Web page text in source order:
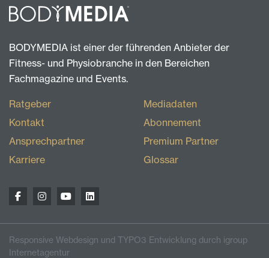
BODYMEDIA ist einer der führenden Anbieter der
Fitness- und Physiobranche in den Bereichen
Fachmagazine und Events.
Ratgeber
Kontakt
Ansprechpartner
Karriere
Mediadaten
Abonnement
Premium Partner
Glossar
Responsive Webdesign und TYPO3 Entwicklung durch igroup
Internetagentur